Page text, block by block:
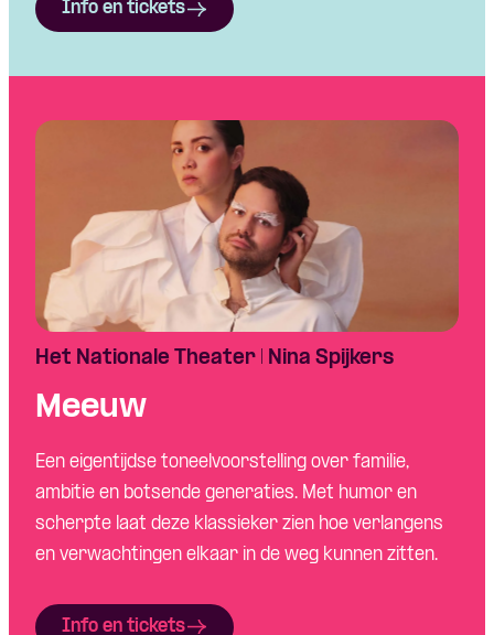
Info en tickets
Het Nationale Theater | Nina Spijkers
Meeuw
Een eigentijdse toneelvoorstelling over familie,
ambitie en botsende generaties. Met humor en
scherpte laat deze klassieker zien hoe verlangens
en verwachtingen elkaar in de weg kunnen zitten.
Info en tickets